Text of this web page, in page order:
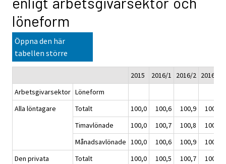
löneform
Öppna den här
tabellen större
2015 2016/1 2016/2 2016/3
Arbetsgivarsektor Löneform
Alla löntagare
Totalt 100,0 100,6 100,9
100,9
Timavlönade
100,0 100,7 100,8
100,8
Månadsavlönade 100,0 100,6 100,9
100,9
Den privata
Totalt 100,0 100,5 100,7
100,8